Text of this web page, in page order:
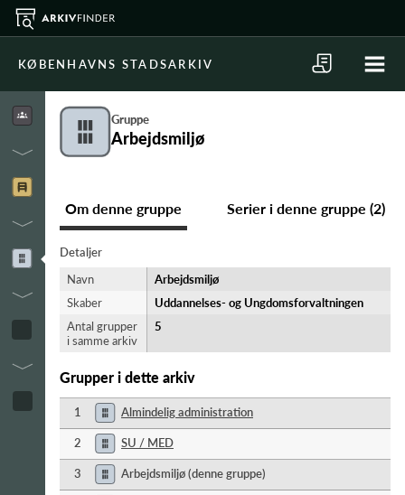
KØBENHAVNS STADSARKIV
Gruppe
Arbejdsmiljø
Om denne gruppe Serier i denne gruppe (2)
Detaljer
Navn
Arbejdsmiljø
Skaber
Uddannelses- og Ungdomsforvaltningen
Antal grupper
i samme arkiv
5
Grupper i dette arkiv
1 Almindelig administration
2 SU / MED
3 Arbejdsmiljø (denne gruppe)